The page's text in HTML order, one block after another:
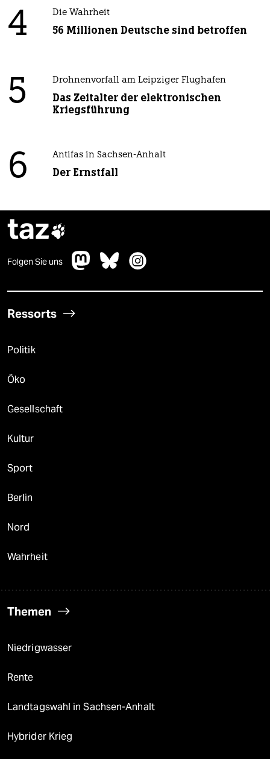
4 Die Wahrheit
56 Millionen Deutsche sind betroffen
5 Drohnenvorfall am Leipziger Flughafen
Das Zeitalter der elektronischen
Kriegsführung
6 Antifas in Sachsen-Anhalt
Der Ernstfall
taz
Folgen Sie uns
Ressorts
Politik
Öko
Gesellschaft
Kultur
Sport
Berlin
Nord
Wahrheit
Themen
Niedrigwasser
Rente
Landtagswahl in Sachsen-Anhalt
Hybrider Krieg